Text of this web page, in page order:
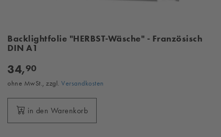
Backlightfolie "HERBST-Wäsche" - Französisch
DIN A1
34,90
ohne MwSt., zzgl. Versandkosten
in den Warenkorb